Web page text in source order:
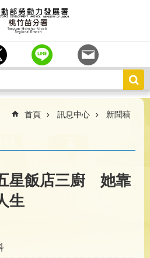
首頁 訊息中心 新聞稿
星飯店三廚 她靠
生